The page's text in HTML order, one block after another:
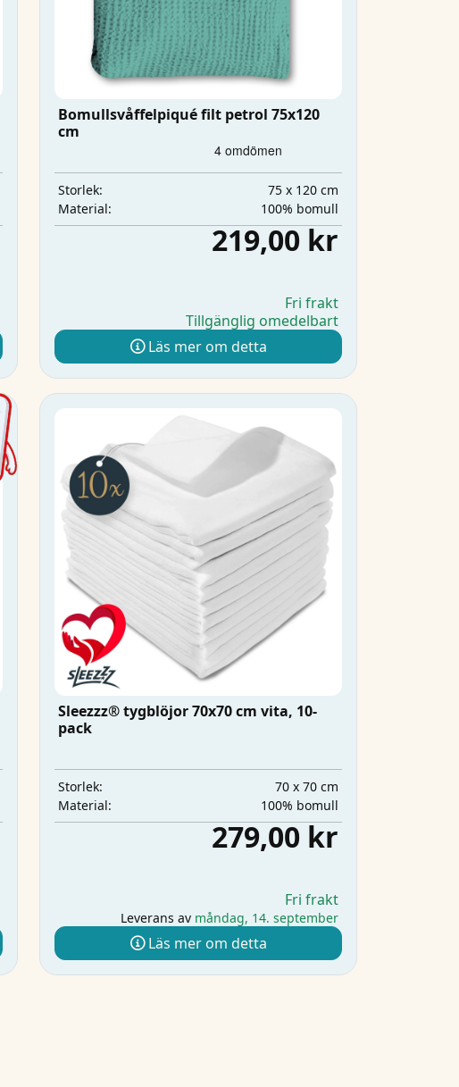
Bomullsvåffelpiqué filt petrol 75x120
cm
Storlek:
75 x 120 cm
Material:
100% bomull
219,00 kr
Fri frakt
Tillgänglig omedelbart
Läs mer om detta
Sleezzz® tygblöjor 70x70 cm vita, 10-
pack
Storlek:
70 x 70 cm
Material:
100% bomull
279,00 kr
Fri frakt
Leverans av måndag, 14. september
Läs mer om detta